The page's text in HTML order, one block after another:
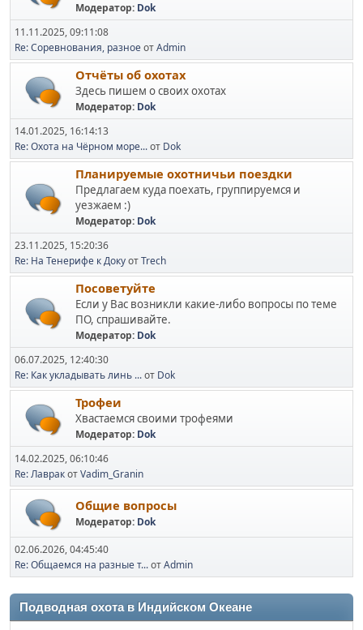
Модератор: Dok
11.11.2025, 09:11:08
Re: Соревнования, разноеотAdmin
Отчёты об охотах
Здесь пишем о своих охотах
Модератор: Dok
14.01.2025, 16:14:13
Re: Охота на Чёрном море...от Dok
Планируемые охотничьи поездки
Предлагаем куда поехать, группируемся и
уезжаем :)
Модератор: Dok
23.11.2025, 15:20:36
Re: На Тенерифе к ДокуотTrech
Посоветуйте
Если у Вас возникли какие-либо вопросы по теме
ПО, спрашивайте.
Модератор: Dok
06.07.2025, 12:40:30
Re: Как укладывать линь ...от Dok
Трофеи
Хвастаемся своими трофеями
Модератор: Dok
14.02.2025, 06:10:46
Re: ЛавракотVadim_Granin
Общие вопросы
Модератор: Dok
02.06.2026, 04:45:40
Re: Общаемся на разные т...отAdmin
Подводная охота в Индийском Океане